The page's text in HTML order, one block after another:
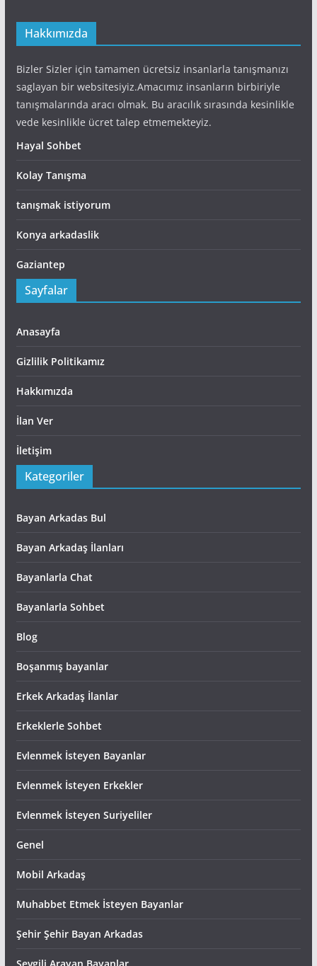
Hakkımızda
Bizler Sizler için tamamen ücretsiz insanlarla tanışmanızı
saglayan bir websitesiyiz.Amacımız insanların birbiriyle
tanışmalarında aracı olmak. Bu aracılık sırasında kesinlikle
vede kesinlikle ücret talep etmemekteyiz.
Hayal Sohbet
Kolay Tanışma
tanışmak istiyorum
Konya arkadaslik
Gaziantep
Sayfalar
Anasayfa
Gizlilik Politikamız
Hakkımızda
İlan Ver
İletişim
Kategoriler
Bayan Arkadas Bul
Bayan Arkadaş İlanları
Bayanlarla Chat
Bayanlarla Sohbet
Blog
Boşanmış bayanlar
Erkek Arkadaş İlanlar
Erkeklerle Sohbet
Evlenmek İsteyen Bayanlar
Evlenmek İsteyen Erkekler
Evlenmek İsteyen Suriyeliler
Genel
Mobil Arkadaş
Muhabbet Etmek İsteyen Bayanlar
Şehir Şehir Bayan Arkadas